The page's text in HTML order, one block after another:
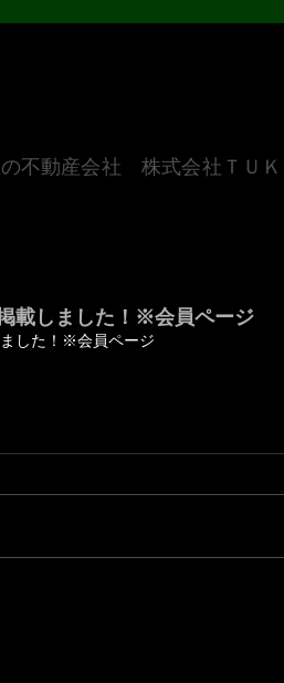
不動産会社 株式会社ＴＵＫ
しました！※会員ページ
した！※会員ページ